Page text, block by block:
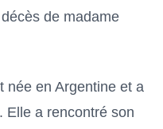
de madame
née en Argentine et a
Elle a rencontré son